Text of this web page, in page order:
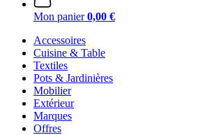
Mon panier 0,00 €
Accessoires
Cuisine & Table
Textiles
Pots & Jardinières
Mobilier
Extérieur
Marques
Offres